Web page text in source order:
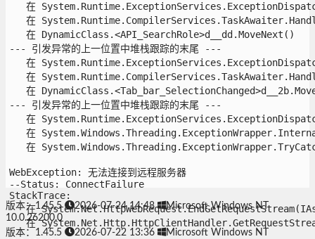
在
在
   在 DynamicClass.<API_SearchRole>d__dd.MoveNext()
--- 引发异常的上一位置中堆栈跟踪的末尾 ---
在
在
在
--- 引发异常的上一位置中堆栈跟踪的末尾 ---
在
在
在
WebException: 无法连接到远程服务器
--Status: ConnectFailure
StackTrace:
在
在
版本：1.45.5 2026-07-24 14:48
Microsoft Windows NT
10.0.26200.0
版本：1.45.5
2026-07-22 13:36
Microsoft Windows NT